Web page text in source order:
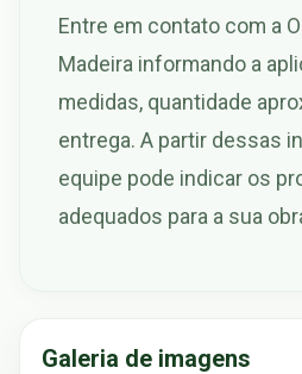
Entre em contato com a
Madeira informando a
medidas, quantidade
entrega. A partir dessas
equipe pode indicar os
adequados para a sua
Galeria de imagens